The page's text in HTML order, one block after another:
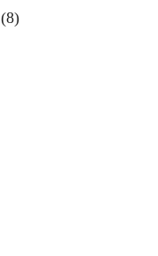
(8)